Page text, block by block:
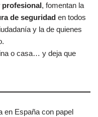
profesional, fomentan la
de seguridad en todos
y la de quienes
o casa… y deja que
en España con papel